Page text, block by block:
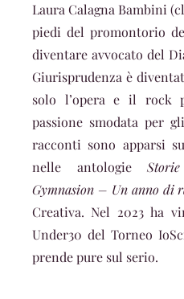
Laura Calagna Bambini
piedi del promontorio
diventare avvocato del
Giurisprudenza è
solo l’opera e il rock
passione smodata per
racconti sono apparsi
nelle antologie
Gymnasion – Un anno di
Creativa. Nel 2023 ha
Under30 del Torneo
prende pure sul serio.